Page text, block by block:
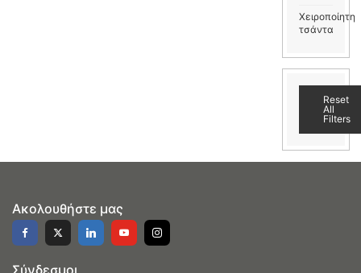
Χειροποίητη
τσάντα
Reset
All
Filters
Ακολουθήστε μας
Σύνδεσμοι